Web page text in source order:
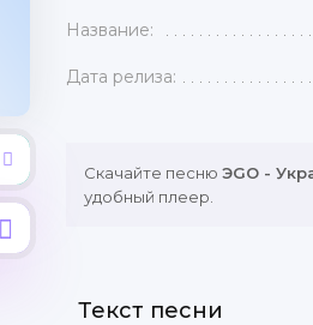
Название:
Дата релиза:
Скачайте песню ЭGO -
удобный плеер.
Текст песни